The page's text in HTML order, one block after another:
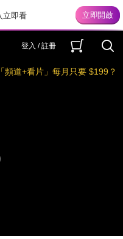
立即看
登入 / 註冊
「頻道+看片」每月只要 $199？